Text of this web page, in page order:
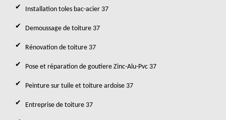
Installation toles bac-acier 37
Demoussage de toiture 37
Rénovation de toiture 37
Pose et réparation de goutiere Zinc-Alu-Pvc 37
Peinture sur tuile et toiture ardoise 37
Entreprise de toiture 37